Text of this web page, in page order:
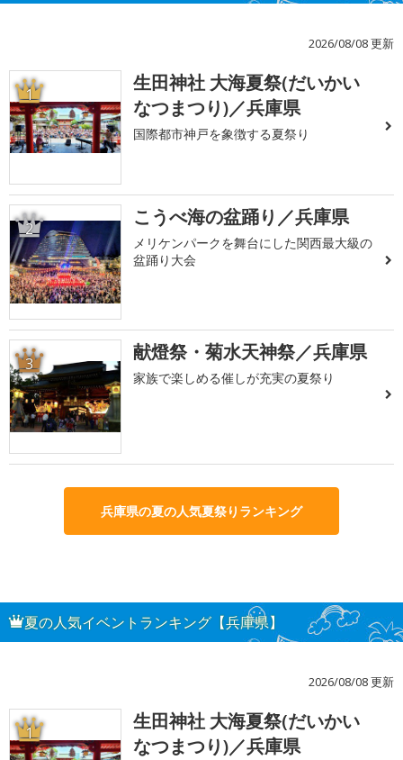
2026/08/08 更新
1
生田神社 大海夏祭(だいかい
なつまつり)／兵庫県
国際都市神戸を象徴する夏祭り
2 こうべ海の盆踊り／兵庫県
メリケンパークを舞台にした関西最大級の
盆踊り大会
3 献燈祭・菊水天神祭／兵庫県
家族で楽しめる催しが充実の夏祭り
兵庫県の夏の人気夏祭りランキング
夏の人気イベントランキング【兵庫県】
2026/08/08 更新
1
生田神社 大海夏祭(だいかい
なつまつり)／兵庫県